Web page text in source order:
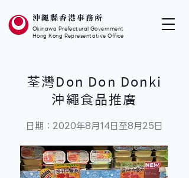
沖繩縣香港事務所
Okinawa Prefectural Government
Hong Kong Representative Office
荃灣Don Don Donki
沖繩食品推廣
日期：2020年8月14日至8月25日